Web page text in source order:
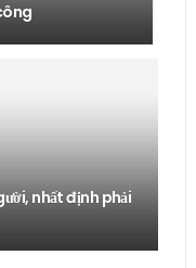
nhất định phải